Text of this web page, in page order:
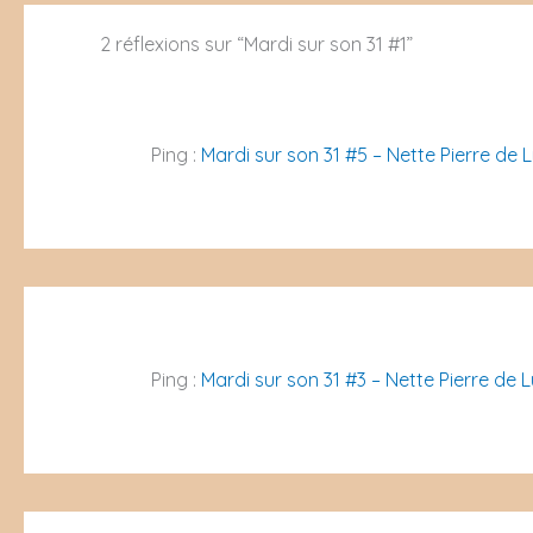
2 réflexions sur “Mardi sur son 31 #1”
Ping : Mardi sur son 31 #5 – Nette Pierre de
Ping : Mardi sur son 31 #3 – Nette Pierre de